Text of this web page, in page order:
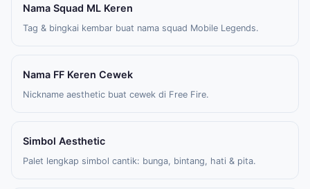
Nama Squad ML Keren
Tag & bingkai kembar buat nama squad Mobile Legends.
Nama FF Keren Cewek
Nickname aesthetic buat cewek di Free Fire.
Simbol Aesthetic
Palet lengkap simbol cantik: bunga, bintang, hati & pita.